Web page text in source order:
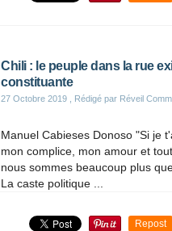
Chili : le peuple dans la rue
constituante
27 Octobre 2019 , Rédigé par Réveil
Manuel Cabieses Donoso "Si je
mon complice, mon amour et
nous sommes beaucoup plus
La caste politique ...
Repost